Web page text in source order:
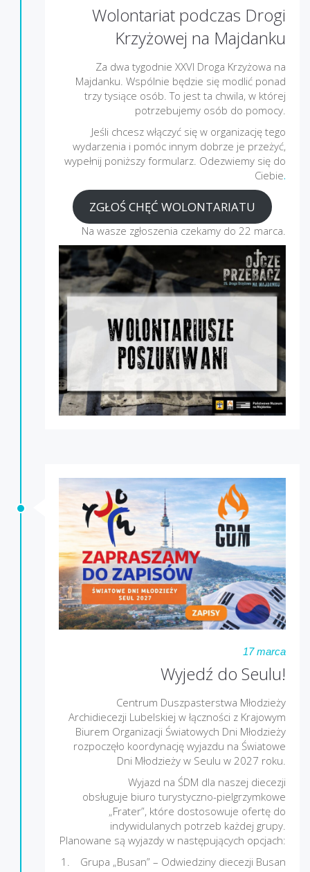
Wolontariat podczas Drogi
Krzyżowej na Majdanku
Za dwa tygodnie XXVI Droga Krzyżowa na
Majdanku. Wspólnie będzie się modlić ponad
trzy tysiące osób. To jest ta chwila, w której
potrzebujemy osób do pomocy.
Jeśli chcesz włączyć się w organizację tego
wydarzenia i pomóc innym dobrze je przeżyć,
wypełnij poniższy formularz. Odezwiemy się do
Ciebie.
ZGŁOŚ CHĘĆ WOLONTARIATU
Na wasze zgłoszenia czekamy do 22 marca.
17 marca
Wyjedź do Seulu!
Centrum Duszpasterstwa Młodzieży
Archidiecezji Lubelskiej w łączności z Krajowym
Biurem Organizacji Światowych Dni Młodzieży
rozpoczęło koordynację wyjazdu na Światowe
Dni Młodzieży w Seulu w 2027 roku.
Wyjazd na ŚDM dla naszej diecezji
obsługuje biuro turystyczno-pielgrzymkowe
„Frater”, które dostosowuje ofertę do
indywidulanych potrzeb każdej grupy.
Planowane są wyjazdy w następujących opcjach:
Grupa „Busan” – Odwiedziny diecezji Busan